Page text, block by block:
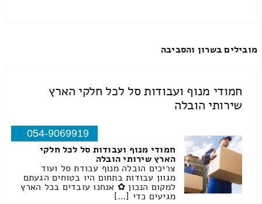
מובילים בשרון והסביבה
חמודי מנוף ועבודות סל לכל חלקי הארץ
שירותי הובלה
054-9069919
חמודי מנוף ועבודות סל לכל חלקי
הארץ שירותי הובלה
צריכים הובלה מנוף עבודת סל ועוד
מגוון עבודות בתחום היו בטוחים הגעתם
למקום הנכון ✿ אנחנו עובדים בכל הארץ
מגיעים כדי […]